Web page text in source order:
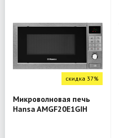
скидка 37%
Микроволновая печь
Hansa AMGF20E1GIH